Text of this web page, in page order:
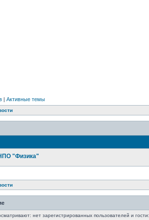
| Активные темы
"Физика"
нет зарегистрированных пользователей и